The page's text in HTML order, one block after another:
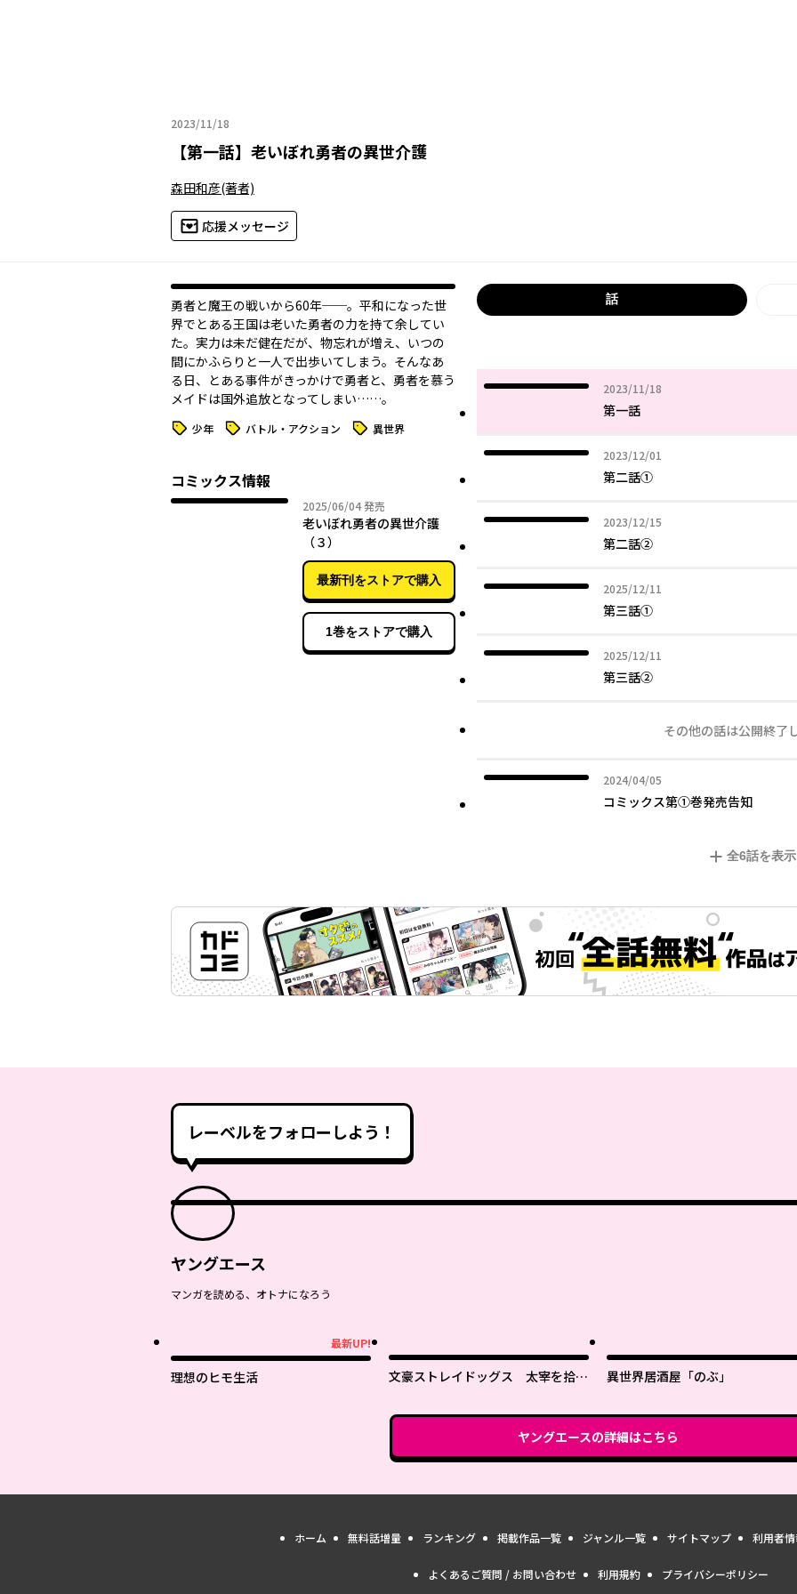
2023/11/18
2023年11月18日
【第一話】 老いぼれ勇者の異世介護
森田和彦(著者)
応援メッセージ
勇者と魔王の戦いから60年──。平和になった世
界でとある王国は老いた勇者の力を持て余してい
た。実力は未だ健在だが、物忘れが増え、いつの
間にかふらりと一人で出歩いてしまう。そんなあ
る日、とある事件がきっかけで勇者と、勇者を慕う
メイドは国外追放となってしまい……。
タグ 少年 タグ バトル・アクション タグ 異世界
コミックス情報
2025/06/042025年06月04日
発売
老いぼれ勇者の異世介護
（３）
最新刊をストアで購入
1巻をストアで購入
話
2023/11/18
2023年11月18日
第一話
2023/12/01
2023年12月01日
第二話①
2023/12/15
2023年12月15日
第二話②
2025/12/11
2025年12月11日
第三話①
2025/12/11
2025年12月11日
第三話②
その他の話は公開終了
2024/04/05
2024年04月05日
コミックス第①巻発売告知
全6話を表示
レーベルをフォローしよう！
ヤングエース
マンガを読める、オトナになろう
最新UP!
理想のヒモ生活
文豪ストレイドッグス 太宰を拾っ
異世界居酒屋「のぶ」
ヤングエースの詳細はこちら
ホーム 無料話増量 ランキング 掲載作品一覧 ジャンル一覧 サイトマップ 利用者
よくあるご質問 / お問い合わせ 利用規約 プライバシーポリシー